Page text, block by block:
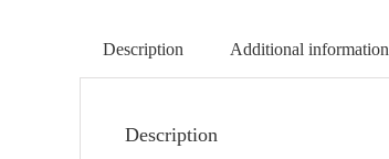
Description Additional information
Description